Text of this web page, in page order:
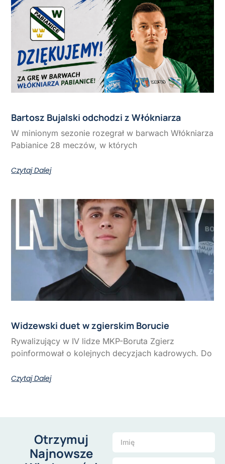
Bartosz Bujalski odchodzi z Włókniarza
W minionym sezonie rozegrał w barwach Włókniarza
Pabianice 28 meczów, w których
Czytaj Dalej
Widzewski duet w zgierskim Borucie
Rywalizujący w IV lidze MKP-Boruta Zgierz
poinformował o kolejnych decyzjach kadrowych. Do
Czytaj Dalej
Otrzymuj
Najnowsze